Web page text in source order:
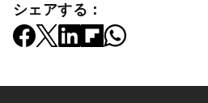
シェアする：